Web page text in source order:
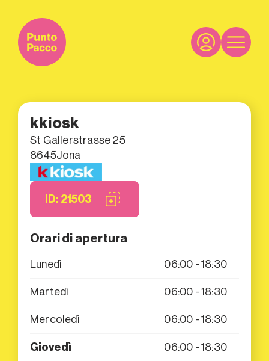
kkiosk
St Gallerstrasse 25
8645Jona
ID: 21503
Orari di apertura
Lunedì 06:00 - 18:30
Martedì 06:00 - 18:30
Mercoledì 06:00 - 18:30
Giovedì 06:00 - 18:30